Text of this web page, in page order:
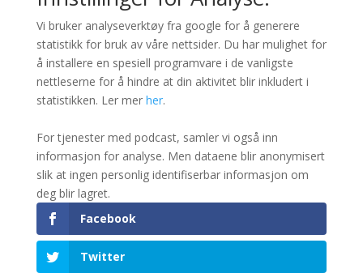
Vi bruker analyseverktøy fra google for å generere
statistikk for bruk av våre nettsider. Du har mulighet for
å installere en spesiell programvare i de vanligste
nettleserne for å hindre at din aktivitet blir inkludert i
statistikken. Ler mer her.
For tjenester med podcast, samler vi også inn
informasjon for analyse. Men dataene blir anonymisert
slik at ingen personlig identifiserbar informasjon om
deg blir lagret.
Facebook
Twitter